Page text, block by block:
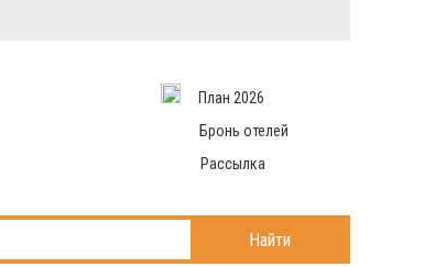
Запомнить меня
Войти в кабинет
План 2026
Бронь отелей
Рассылка
Найти